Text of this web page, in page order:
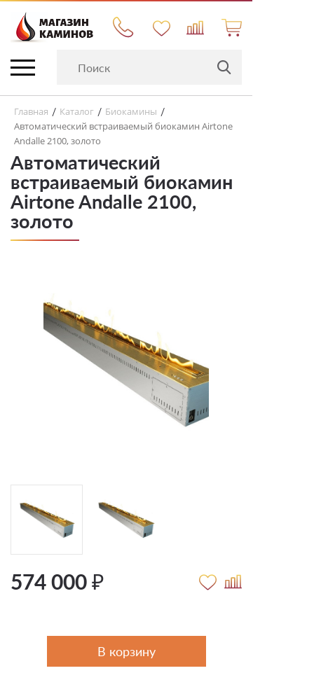
Главная / Каталог / Биокамины /
Автоматический встраиваемый биокамин Airtone
Andalle 2100, золото
Автоматический
встраиваемый биокамин
Airtone Andalle 2100,
золото
574 000 ₽
В корзину